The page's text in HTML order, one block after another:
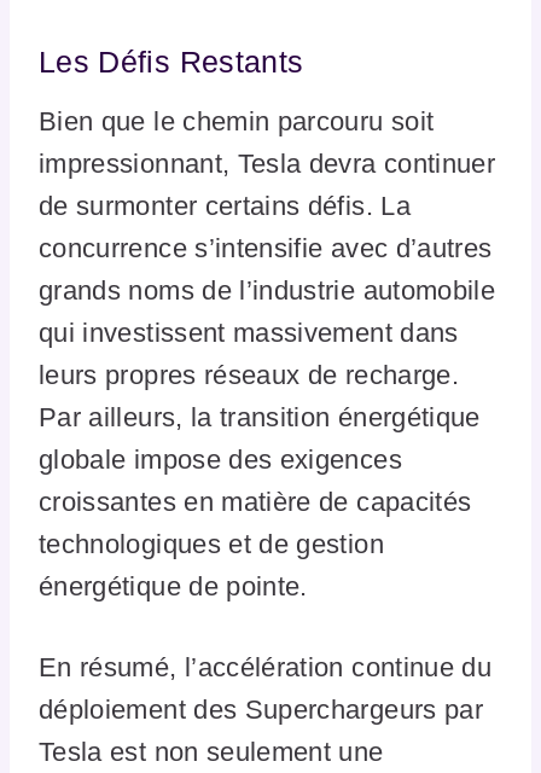
Les Défis Restants
Bien que le chemin parcouru soit
impressionnant, Tesla devra continuer
de surmonter certains défis. La
concurrence s’intensifie avec d’autres
grands noms de l’industrie automobile
qui investissent massivement dans
leurs propres réseaux de recharge.
Par ailleurs, la transition énergétique
globale impose des exigences
croissantes en matière de capacités
technologiques et de gestion
énergétique de pointe.
En résumé, l’accélération continue du
déploiement des Superchargeurs par
Tesla est non seulement une